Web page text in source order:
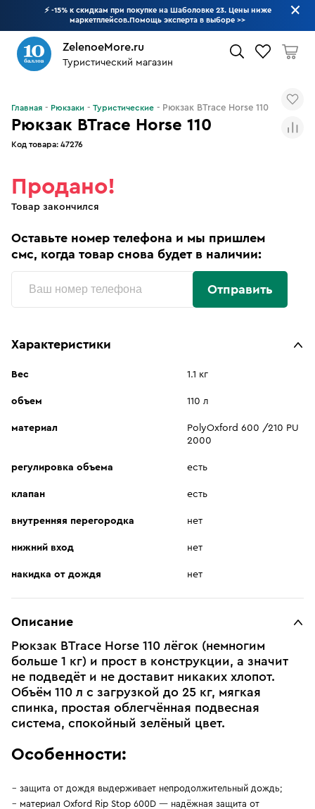
⚡ -15% к скидкам при покупке на Шаболовке 23. Цены ниже
маркетплейсов.Помощь эксперта в выборе >>
ZelenoeMore.ru
Туристический магазин
Рюкзак BTrace Horse 110
Код товара: 47276
Главная Рюкзаки Туристические Рюкзак BTrace Horse 110
Продано!
Товар закончился
Оставьте номер телефона и мы пришлем
смс, когда товар снова будет в наличии:
Отправить
Характеристики
Вес 1.1 кг
объем 110 л
материал
PolyOxford 600 /210 PU
2000
регулировка объема есть
клапан есть
внутренняя перегородка нет
нижний вход нет
накидка от дождя нет
Описание
Рюкзак BTrace Horse 110 лёгок (немногим
больше 1 кг) и прост в конструкции, а значит
не подведёт и не доставит никаких хлопот.
Объём 110 л с загрузкой до 25 кг, мягкая
спинка, простая облегчённая подвесная
система, спокойный зелёный цвет.
Особенности:
защита от дождя выдерживает непродолжительный дождь;
материал Oxford Rip Stop 600D — надёжная защита от